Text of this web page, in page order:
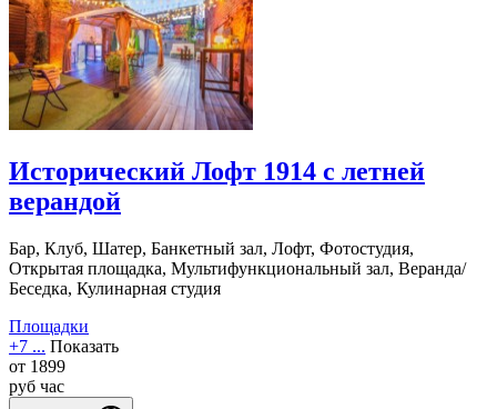
Исторический Лофт 1914 с летней
верандой
Бар, Клуб, Шатер, Банкетный зал, Лофт, Фотостудия,
Открытая площадка, Мультифункциональный зал, Веранда/
Беседка, Кулинарная студия
Площадки
+7 ... Показать
от 1899
руб час